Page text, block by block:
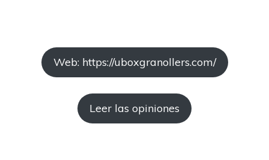
Web: https://uboxgranollers.com/
Leer las opiniones